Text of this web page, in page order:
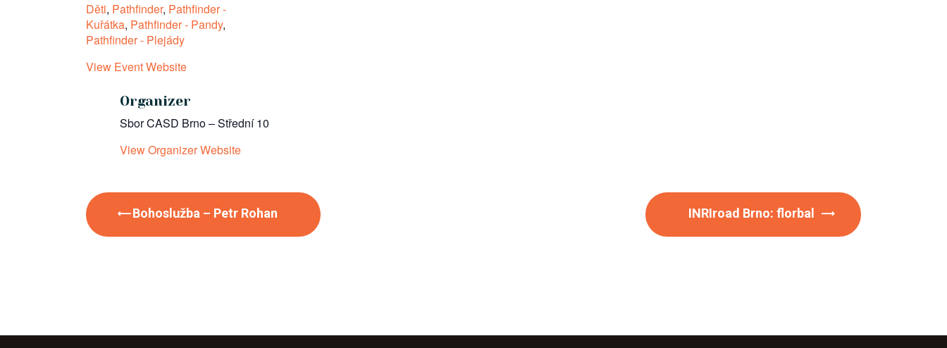
Děti, Pathfinder, Pathfinder -
Kuřátka, Pathfinder - Pandy,
Pathfinder - Plejády
View Event Website
Organizer
Sbor CASD Brno – Střední 10
View Organizer Website
Bohoslužba – Petr Rohan INRIroad Brno: florbal